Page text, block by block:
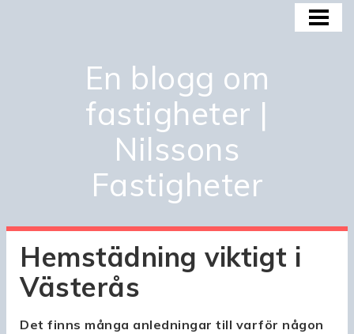
KÖPA OCH INVESTERA
En blogg om
fastigheter |
Nilssons
Fastigheter
Hemstädning viktigt i
Västerås
Det finns många anledningar till varför någon